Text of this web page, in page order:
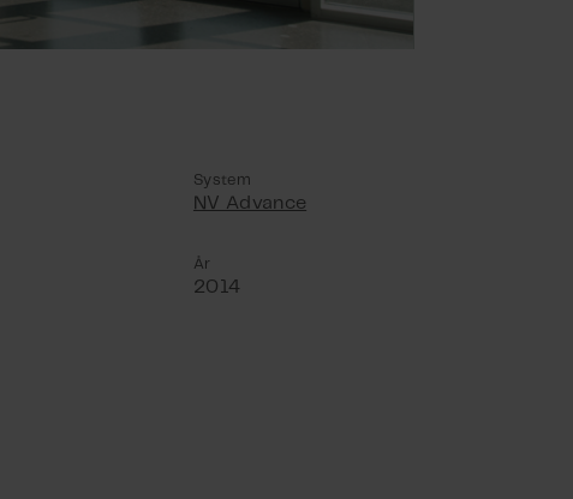
System
NV Advance
År
2014